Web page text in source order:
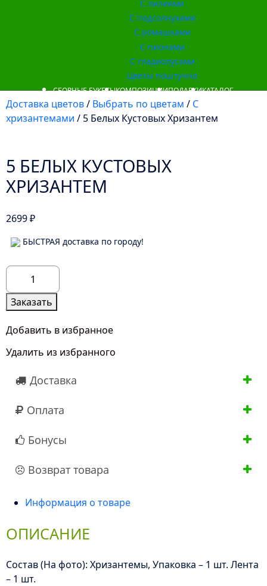
С лилиями
С подсолнухами
С ромашками
С пионами
С гладиолусами
Цветы поштучно
СБОРНЫЕ БУКЕТЫКОМПОЗИЦИИПОДАРКИКАТАЛОГ
Доставка цветов/ Выбрать по цветам / С
хризантемами / 5 Белых Кустовых Хризантем
5 БЕЛЫХ КУСТОВЫХ
ХРИЗАНТЕМ
2699₽
БЫСТРАЯ доставка по городу!
Количество
товара
5
Белых
Кустовых
Заказать
Добавить в избранное
Удалить из избранного
Доставка
Оплата
Бонусы
Возврат товара
Информация о товаре
ОПИСАНИЕ
Состав (На фото): Хризантемы, Упаковка – 1 шт. Лента
– 1 шт.